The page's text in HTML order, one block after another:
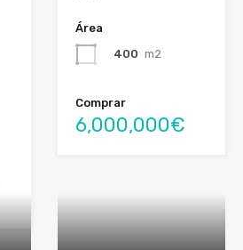
Área
400 m2
Comprar
6,000,000€